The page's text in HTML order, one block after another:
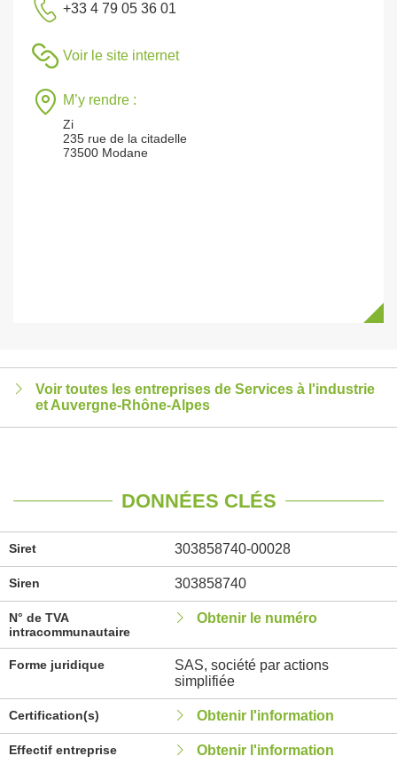
+33 4 79 05 36 01
Voir le site internet
M’y rendre :
Zi
235 rue de la citadelle
73500 Modane
Voir toutes les entreprises de Services à l'industrie
et Auvergne-Rhône-Alpes
DONNÉES CLÉS
Siret 303858740-00028
Siren 303858740
N° de TVA
intracommunautaire
Obtenir le numéro
Forme juridique
SAS, société par actions
simplifiée
Certification(s) Obtenir l'information
Effectif entreprise Obtenir l'information